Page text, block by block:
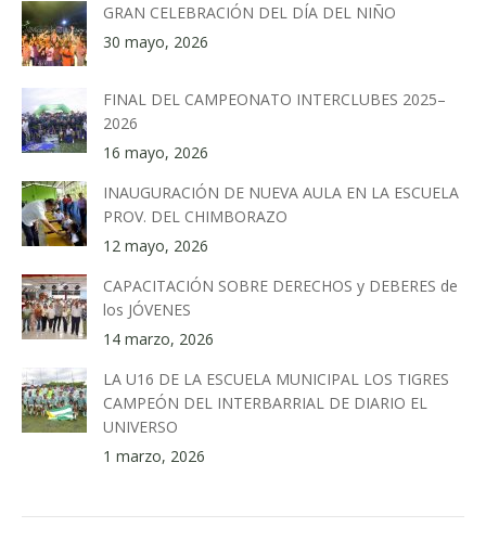
GRAN CELEBRACIÓN DEL DÍA DEL NIÑO
30 mayo, 2026
FINAL DEL CAMPEONATO INTERCLUBES 2025–
2026
16 mayo, 2026
INAUGURACIÓN DE NUEVA AULA EN LA ESCUELA
PROV. DEL CHIMBORAZO
12 mayo, 2026
CAPACITACIÓN SOBRE DERECHOS y DEBERES de
los JÓVENES
14 marzo, 2026
LA U16 DE LA ESCUELA MUNICIPAL LOS TIGRES
CAMPEÓN DEL INTERBARRIAL DE DIARIO EL
UNIVERSO
1 marzo, 2026